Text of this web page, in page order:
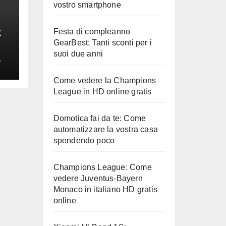
vostro smartphone
Festa di compleanno
GearBest: Tanti sconti per i
suoi due anni
Come vedere la Champions
League in HD online gratis
Domotica fai da te: Come
automatizzare la vostra casa
spendendo poco
Champions League: Come
vedere Juventus-Bayern
Monaco in italiano HD gratis
online